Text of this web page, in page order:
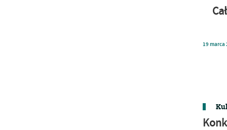
19 marca